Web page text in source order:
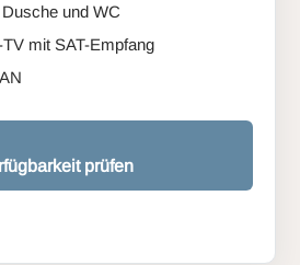
und WC
mit SAT-Empfang
prüfen